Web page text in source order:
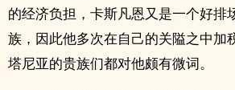
的经济负担，卡斯凡恩又是一个好排
族，因此他多次在自己的关隘之中加
塔尼亚的贵族们都对他颇有微词。